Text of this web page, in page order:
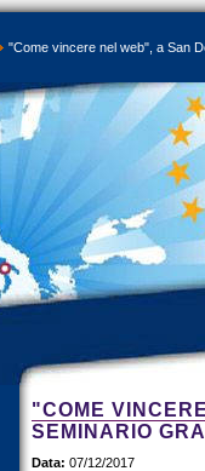
"Come vincere nel web", a San
"COME
SEMINARIO
Data: 07/12/2017